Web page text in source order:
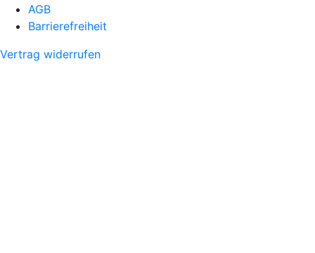
AGB
Barrierefreiheit
Vertrag widerrufen